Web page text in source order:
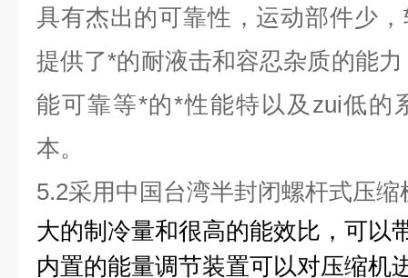
具有杰出的可靠性，运动部件少
提供了*的耐液击和容忍杂质的能
能可靠等*的*性能特以及zui低的
本。
5.2采用中国台湾半封闭螺杆式压缩
大的制冷量和很高的能效比，可以
内置的能量调节装置可以对压缩机